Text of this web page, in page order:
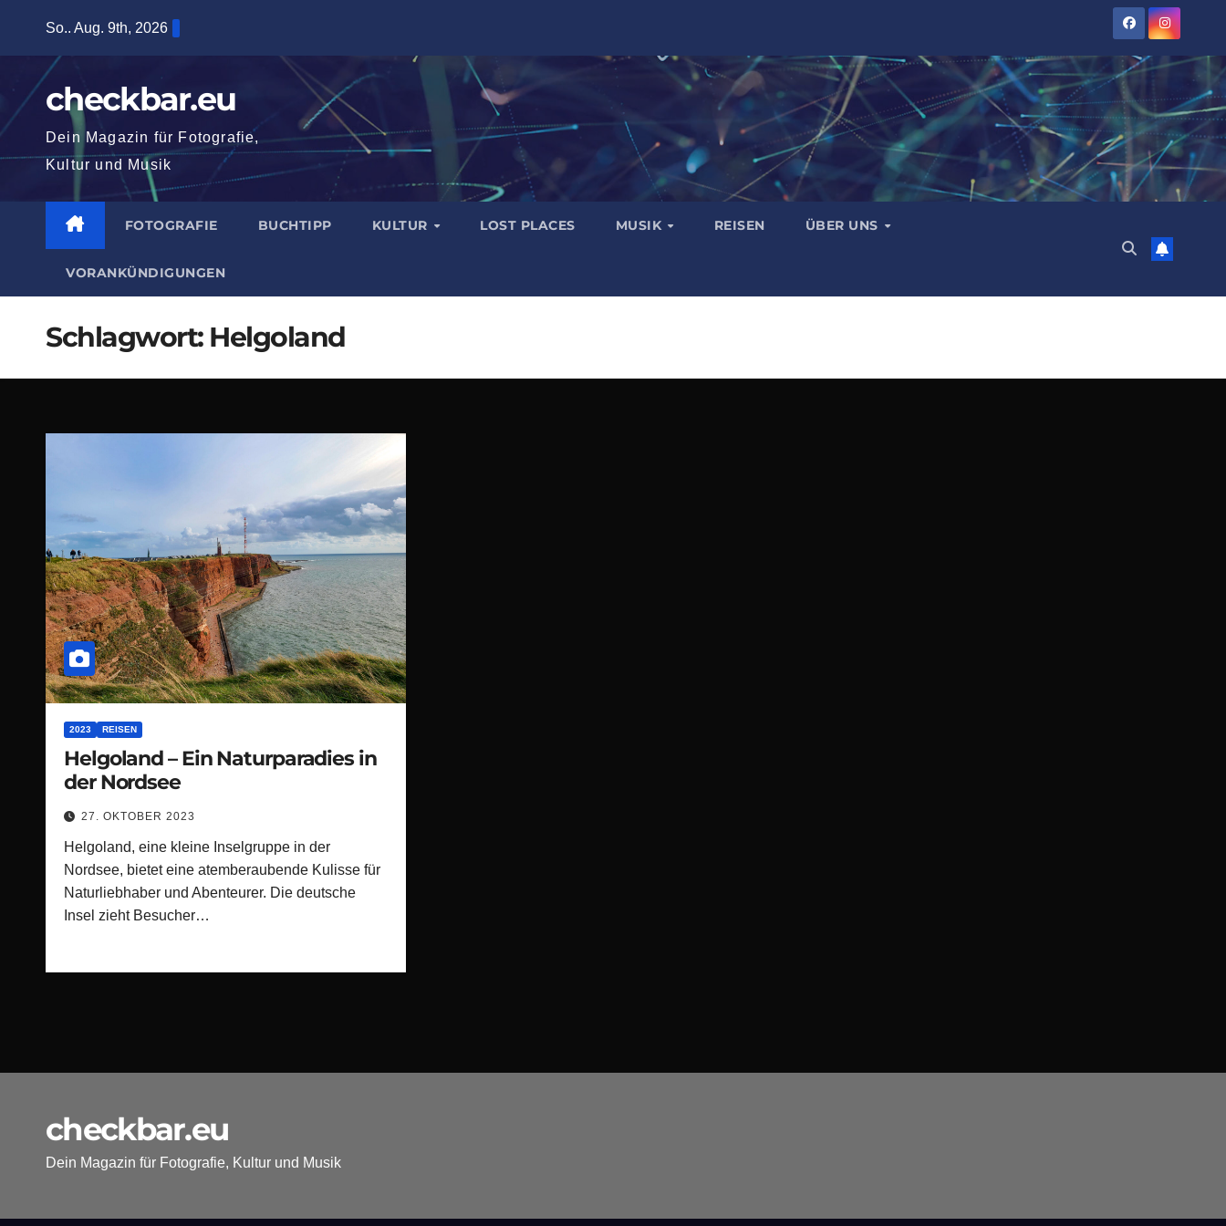
springen
So.. Aug. 9th, 2026
checkbar.eu
Dein Magazin für Fotografie,
Kultur und Musik
FOTOGRAFIE BUCHTIPP KULTUR LOST PLACES MUSIK REISEN ÜBER UNS
VORANKÜNDIGUNGEN
Schlagwort: Helgoland
2023 REISEN
Helgoland – Ein Naturparadies in
der Nordsee
27. OKTOBER 2023
Helgoland, eine kleine Inselgruppe in der
Nordsee, bietet eine atemberaubende Kulisse für
Naturliebhaber und Abenteurer. Die deutsche
Insel zieht Besucher…
checkbar.eu
Dein Magazin für Fotografie, Kultur und Musik